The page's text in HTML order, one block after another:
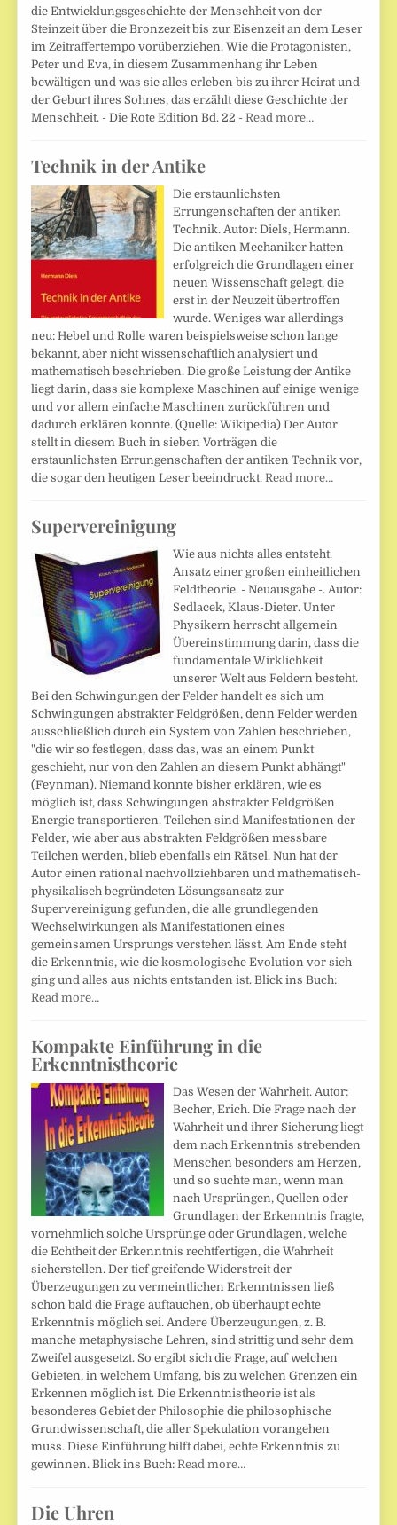
die Entwicklungsgeschichte der Menschheit von der
Steinzeit über die Bronzezeit bis zur Eisenzeit an dem Leser
im Zeitraffertempo vorüberziehen. Wie die Protagonisten,
Peter und Eva, in diesem Zusammenhang ihr Leben
bewältigen und was sie alles erleben bis zu ihrer Heirat und
der Geburt ihres Sohnes, das erzählt diese Geschichte der
Menschheit. - Die Rote Edition Bd. 22 - Read more…
Technik in der Antike
Die erstaunlichsten
Errungenschaften der antiken
Technik. Autor: Diels, Hermann.
Die antiken Mechaniker hatten
erfolgreich die Grundlagen einer
neuen Wissenschaft gelegt, die
erst in der Neuzeit übertroffen
wurde. Weniges war allerdings
neu: Hebel und Rolle waren beispielsweise schon lange
bekannt, aber nicht wissenschaftlich analysiert und
mathematisch beschrieben. Die große Leistung der Antike
liegt darin, dass sie komplexe Maschinen auf einige wenige
und vor allem einfache Maschinen zurückführen und
dadurch erklären konnte. (Quelle: Wikipedia) Der Autor
stellt in diesem Buch in sieben Vorträgen die
erstaunlichsten Errungenschaften der antiken Technik vor,
die sogar den heutigen Leser beeindruckt. Read more…
Supervereinigung
Wie aus nichts alles entsteht.
Ansatz einer großen einheitlichen
Feldtheorie. - Neuausgabe -. Autor:
Sedlacek, Klaus-Dieter. Unter
Physikern herrscht allgemein
Übereinstimmung darin, dass die
fundamentale Wirklichkeit
unserer Welt aus Feldern besteht.
Bei den Schwingungen der Felder handelt es sich um
Schwingungen abstrakter Feldgrößen, denn Felder werden
ausschließlich durch ein System von Zahlen beschrieben,
"die wir so festlegen, dass das, was an einem Punkt
geschieht, nur von den Zahlen an diesem Punkt abhängt"
(Feynman). Niemand konnte bisher erklären, wie es
möglich ist, dass Schwingungen abstrakter Feldgrößen
Energie transportieren. Teilchen sind Manifestationen der
Felder, wie aber aus abstrakten Feldgrößen messbare
Teilchen werden, blieb ebenfalls ein Rätsel. Nun hat der
Autor einen rational nachvollziehbaren und mathematisch-
physikalisch begründeten Lösungsansatz zur
Supervereinigung gefunden, die alle grundlegenden
Wechselwirkungen als Manifestationen eines
gemeinsamen Ursprungs verstehen lässt. Am Ende steht
die Erkenntnis, wie die kosmologische Evolution vor sich
ging und alles aus nichts entstanden ist. Blick ins Buch:
Read more…
Kompakte Einführung in die
Erkenntnistheorie
Das Wesen der Wahrheit. Autor:
Becher, Erich. Die Frage nach der
Wahrheit und ihrer Sicherung liegt
dem nach Erkenntnis strebenden
Menschen besonders am Herzen,
und so suchte man, wenn man
nach Ursprüngen, Quellen oder
Grundlagen der Erkenntnis fragte,
vornehmlich solche Ursprünge oder Grundlagen, welche
die Echtheit der Erkenntnis rechtfertigen, die Wahrheit
sicherstellen. Der tief greifende Widerstreit der
Überzeugungen zu vermeintlichen Erkenntnissen ließ
schon bald die Frage auftauchen, ob überhaupt echte
Erkenntnis möglich sei. Andere Überzeugungen, z. B.
manche metaphysische Lehren, sind strittig und sehr dem
Zweifel ausgesetzt. So ergibt sich die Frage, auf welchen
Gebieten, in welchem Umfang, bis zu welchen Grenzen ein
Erkennen möglich ist. Die Erkenntnistheorie ist als
besonderes Gebiet der Philosophie die philosophische
Grundwissenschaft, die aller Spekulation vorangehen
muss. Diese Einführung hilft dabei, echte Erkenntnis zu
gewinnen. Blick ins Buch: Read more…
Die Uhren